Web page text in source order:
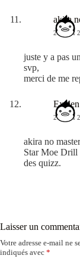
akira
20 MAI
juste y a pas
svp,
merci de me
Exelen
20 MAI
akira no
Star Moe Drill
des quizz.
Laisser un
Votre adresse e-mail ne
indiqués avec *